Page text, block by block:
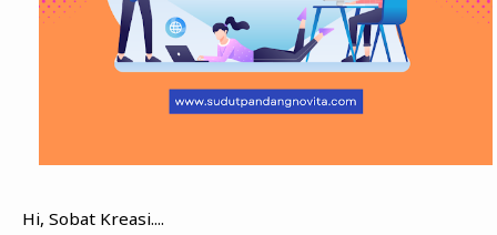
Hi, Sobat Kreasi....